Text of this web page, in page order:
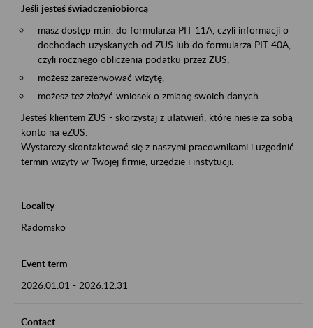
Jeśli jesteś świadczeniobiorcą
masz dostęp m.in. do formularza PIT 11A, czyli informacji o
dochodach uzyskanych od ZUS lub do formularza PIT 40A,
czyli rocznego obliczenia podatku przez ZUS,
możesz zarezerwować wizytę,
możesz też złożyć wniosek o zmianę swoich danych.
Jesteś klientem ZUS - skorzystaj z ułatwień, które niesie za sobą
konto na eZUS.
Wystarczy skontaktować się z naszymi pracownikami i uzgodnić
termin wizyty w Twojej firmie, urzędzie i instytucji.
Locality
Radomsko
Event term
2026.01.01 - 2026.12.31
Contact